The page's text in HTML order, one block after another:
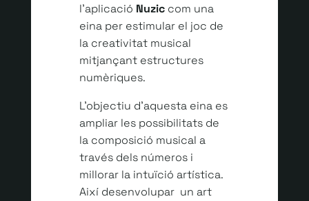
l’aplicació Nuziccom una
eina per estimular el joc de
la creativitat musical
mitjançant estructures
numèriques.
L’objectiu d’aquesta eina es
ampliar les possibilitats de
la composició musical a
través dels números i
millorar la intuïció artística.
Així desenvolupar un art